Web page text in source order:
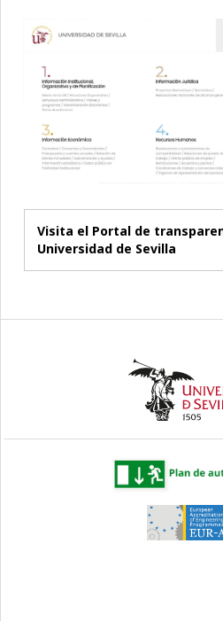
Visita el Portal de
Universidad de Sevilla